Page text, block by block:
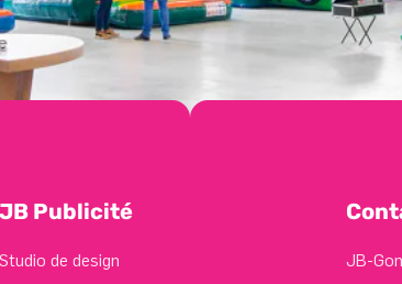
JB Publicité
Studio de design
JB-